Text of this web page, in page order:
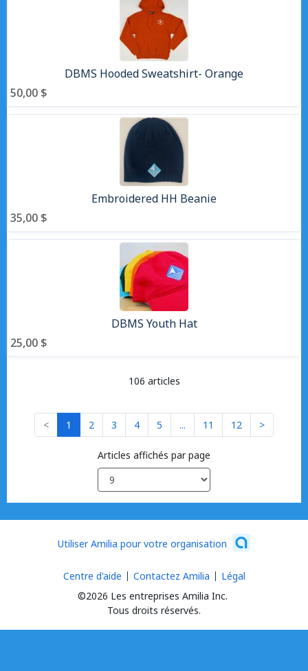
DBMS Hooded Sweatshirt- Orange
50,00 $
Embroidered HH Beanie
35,00 $
DBMS Youth Hat
25,00 $
106 articles
< 1 2 3 4 5 ... 11 12 >
Articles affichés par page
Utiliser Amilia pour votre organisation
©2026 Les entreprises Amilia Inc.
Tous droits réservés.
Centre d'aide Contactez Amilia Légal